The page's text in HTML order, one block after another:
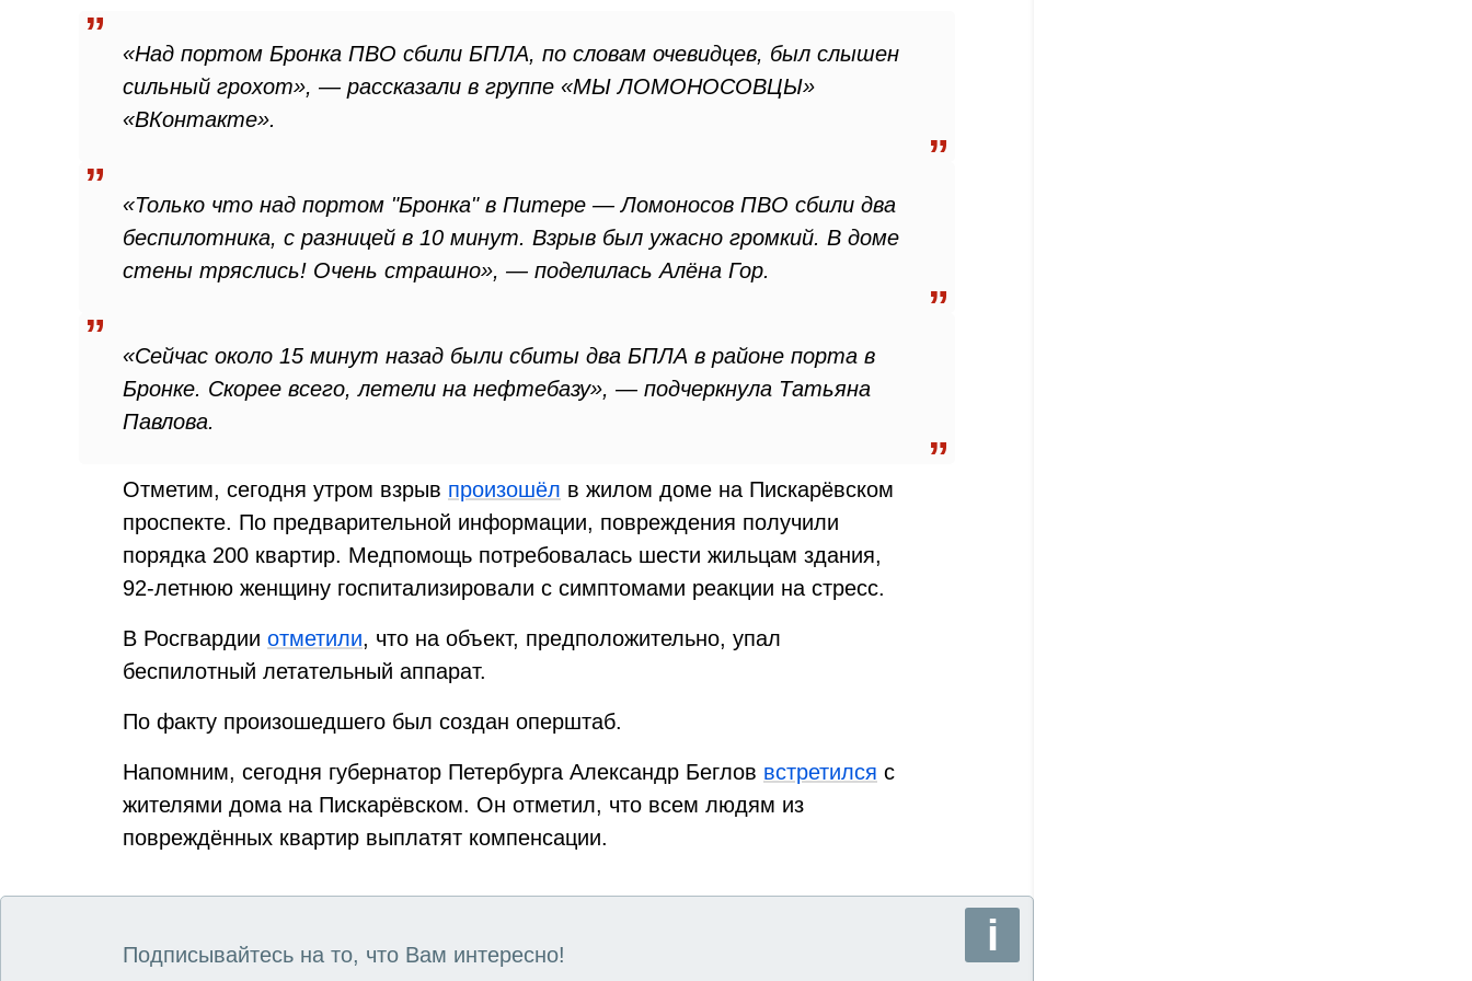
«Над портом Бронка ПВО сбили БПЛА, по словам очевидцев, был слышен
сильный грохот», — рассказали в группе «МЫ ЛОМОНОСОВЦЫ»
«ВКонтакте».
«Только что над портом "Бронка" в Питере — Ломоносов ПВО сбили два
беспилотника, с разницей в 10 минут. Взрыв был ужасно громкий. В доме
стены тряслись! Очень страшно», — поделилась Алёна Гор.
«Сейчас около 15 минут назад были сбиты два БПЛА в районе порта в
Бронке. Скорее всего, летели на нефтебазу», — подчеркнула Татьяна
Павлова.
Отметим, сегодня утром взрыв произошёл в жилом доме на Пискарёвском
проспекте. По предварительной информации, повреждения получили
порядка 200 квартир. Медпомощь потребовалась шести жильцам здания,
92-летнюю женщину госпитализировали с симптомами реакции на стресс.
В Росгвардии отметили, что на объект, предположительно, упал
беспилотный летательный аппарат.
По факту произошедшего был создан оперштаб.
Напомним, сегодня губернатор Петербурга Александр Беглов встретился с
жителями дома на Пискарёвском. Он отметил, что всем людям из
повреждённых квартир выплатят компенсации.
Подписывайтесь на то, что Вам интересно!